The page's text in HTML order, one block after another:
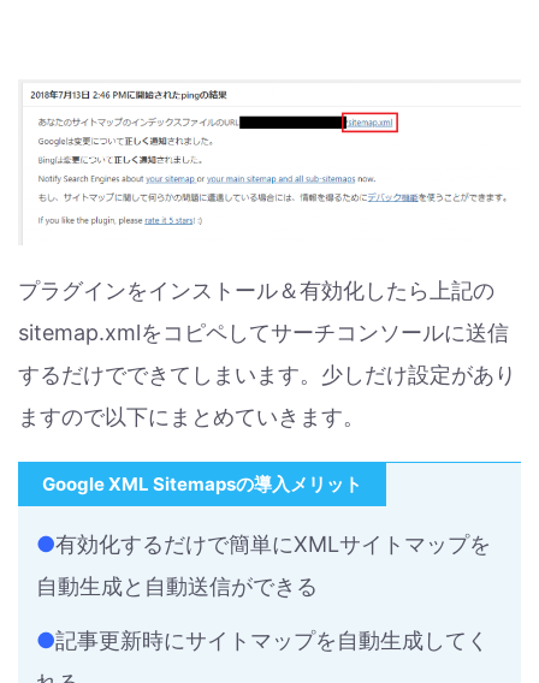
プラグインをインストール＆有効化したら上記の
sitemap.xmlをコピペしてサーチコンソールに送信
するだけでできてしまいます。少しだけ設定があり
ますので以下にまとめていきます。
Google XML Sitemapsの導入メリット
●有効化するだけで簡単にXMLサイトマップを
自動生成と自動送信ができる
●記事更新時にサイトマップを自動生成してく